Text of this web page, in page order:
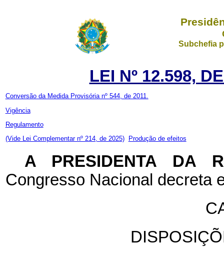
Subchefia
LEI Nº 12.598,
Conversão da Medida Provisória nº 544, de 2011.
Vigência
Regulamento
(Vide Lei Complementar nº 214, de 2025)
Produção de efeitos
A PRESIDENTA DA
Congresso Nacional decreta